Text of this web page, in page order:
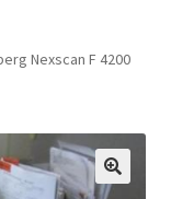
Nexscan F 4200